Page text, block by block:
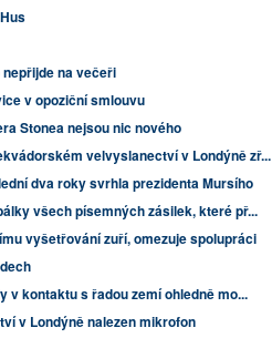
na večeři
v opoziční smlouvu
Stonea nejsou nic nového
velvyslanectví v Londýně zř...
dva roky svrhla prezidenta Mursího
všech písemných zásilek, které př...
vyšetřování zuří, omezuje spolupráci
v kontaktu s řadou zemí ohledně mo...
v Londýně nalezen mikrofon